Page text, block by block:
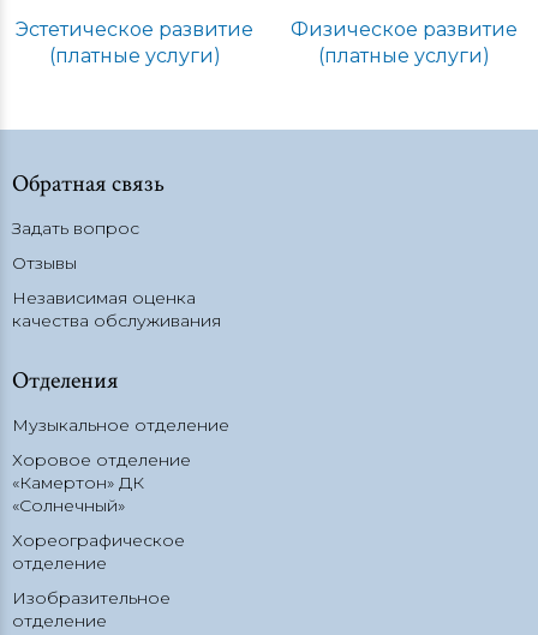
Эстетическое развитие
(платные услуги)
Физическое развитие
(платные услуги)
Обратная связь
Задать вопрос
Отзывы
Независимая оценка
качества обслуживания
Отделения
Музыкальное отделение
Хоровое отделение
«Камертон» ДК
«Солнечный»
Хореографическое
отделение
Изобразительное
отделение